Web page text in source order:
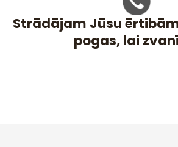
Strādājam Jūsu
pogas, lai